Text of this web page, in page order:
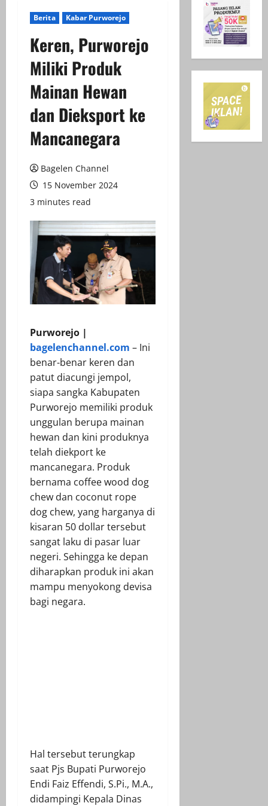
Berita Kabar Purworejo
Keren, Purworejo
Miliki Produk
Mainan Hewan
dan Dieksport ke
Mancanegara
Bagelen Channel
15 November 2024
3 minutes read
Purworejo |
bagelenchannel.com – Ini
benar-benar keren dan
patut diacungi jempol,
siapa sangka Kabupaten
Purworejo memiliki produk
unggulan berupa mainan
hewan dan kini produknya
telah diekport ke
mancanegara. Produk
bernama coffee wood dog
chew dan coconut rope
dog chew, yang harganya di
kisaran 50 dollar tersebut
sangat laku di pasar luar
negeri. Sehingga ke depan
diharapkan produk ini akan
mampu menyokong devisa
bagi negara.
Hal tersebut terungkap
saat Pjs Bupati Purworejo
Endi Faiz Effendi, S.Pi., M.A.,
didampingi Kepala Dinas